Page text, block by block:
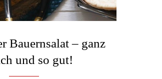
Bauernsalat – ganz
und so gut!